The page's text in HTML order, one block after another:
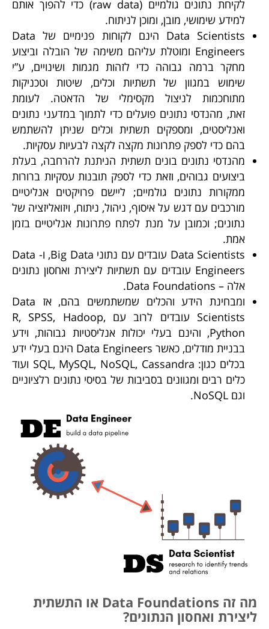
לקיחת נתונים גולמיים (raw data) כדי להפוך אותם
למידע שימושי, מובן, ומוכן לניתוח.
Data Scientists הינם לקוחות פנימיים של Data
Engineers ומוטלת עליהם משימה של הובלה וביצוע
מחקר ברמה גבוהה כדי לזהות מגמות ושינויים, ע”י
שימוש במגוון של תשתיות וכלים, שיטות וטכניקות
מתוחכמות לניצול מקסימלי של הדאטה. לעומת
זאת, מהנדסי נתונים פועלים כדי לתמוך במדעני נתונים
ואנליסטים, ומספקים תשתית וכלים שניתן להשתמש
בהם כדי לספק פתרונות מקצה לקצה לבעיות עסקיות.
מהנדסי נתונים בונים תשתית הניתנת להרחבה, בעלת
ביצועים גבוהים, וזאת כדי לספק תובנות עסקיות ברורות
ממקורות נתונים גולמיים; ליישם פרויקטים אנליטיים
מורכבים עם דגש על איסוף, ניהול, ניתוח, ויזואליזציה של
נתונים; וכמובן על מנת לפתח פתרונות אנליטיים בזמן
אמת.
Data Scientists עובדים עם נתוני Big Data, ו- Data
Engineers עובדים עם תשתיות ליצירת ואחסון נתונים
אלה – Data Foundations.
ומבחינת הידע והכלים שמשתמשים בהם, אז Data
Scientists עובדים לרוב עם R, SPSS, Hadoop,
Python, והינם בעלי יכולות אנליסטיות גבוהות, וידע
בבניית מודלים, כאשר Data Engineers הינם בעלי ידע
בכלים כגון: SQL, MySQL, NoSQL, Cassandra ועוד
כלים רבים ומגוונים בסביבות של בסיסי נתונים רלציוניים
וגם NoSQL.
מה זה Data Foundations או התשתית
ליצירת ואחסון הנתונים?